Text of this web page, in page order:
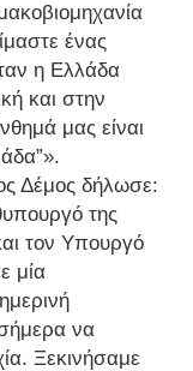
ένας
η Ελλάδα
και στην
μας είναι
Δέμος δήλωσε:
της
τον Υπουργό
μία
να
Ξεκινήσαμε